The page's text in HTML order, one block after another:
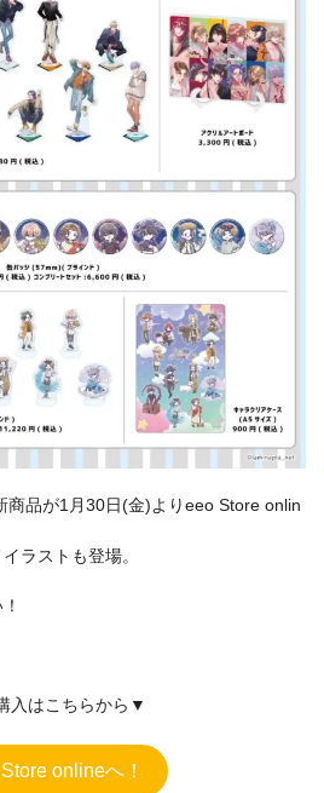
商品が1月30日(金)よりeeo Store onlin
ラストも登場。
入はこちらから▼
onlineへ！